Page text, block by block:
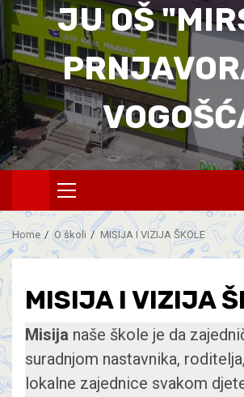
JU OŠ
Home O školi MISIJA I VIZIJA ŠKOLE
MISIJA I VIZIJA
Misija naše škole je da
suradnjom nastavnika,
lokalne zajednice svakom